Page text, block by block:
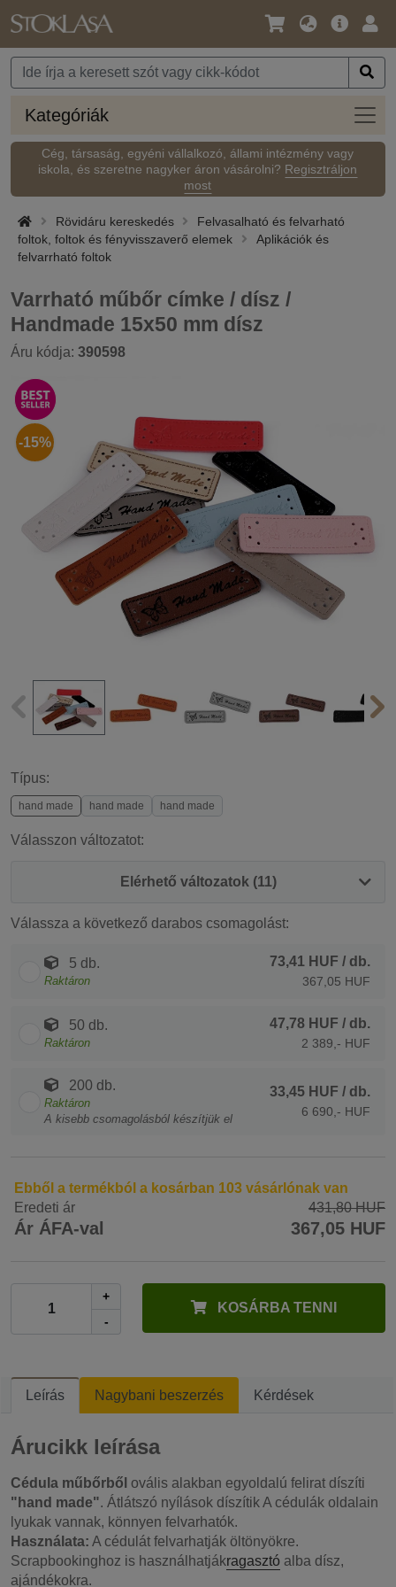
Nyelv
Pénznem
Fő
Kategóriák
Cég, társaság, egyéni vállalkozó, állami intézmény vagy
iskola, és szeretne nagyker áron vásárolni? Regisztráljon
most
Rövidáru kereskedés
Felvasalható és felvarható
foltok, foltok és fényvisszaverő elemek
Aplikációk és
felvarrható foltok
Varrható műbőr címke / dísz /
Handmade 15x50 mm dísz
Áru kódja: 390598
-15%
Típus:
hand made hand made hand made
Válasszon változatot:
Elérhető változatok (11)
Válassza a következő darabos csomagolást:
5 db.
Raktáron
73,41 HUF / db.
367,05 HUF
50 db.
Raktáron
47,78 HUF / db.
2 389,- HUF
200 db.
Raktáron
A kisebb csomagolásból készítjük el
33,45 HUF / db.
6 690,- HUF
Ebből a termékból a kosárban 103 vásárlónak van
Eredeti ár
431,80 HUF
Ár ÁFA-val 367,05 HUF
+
-
KOSÁRBA TENNI
Leírás Nagybani beszerzés Kérdések
Árucikk leírása
Cédula műbőrből ovális alakban egyoldalú felirat díszíti
"hand made". Átlátszó nyílások díszítik A cédulák oldalain
lyukak vannak, könnyen felvarhatók.
Használata: A cédulát felvarhatják öltönyökre.
Scrapbookinghoz is használhatjákragasztó alba dísz,
ajándékokra.